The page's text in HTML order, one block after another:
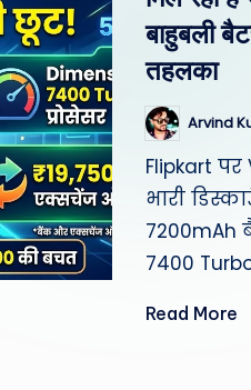
बाहुबली
तहलका
Posted
by
Arvind
Flipkart पर
भारी
7200mAh
7400
Read More